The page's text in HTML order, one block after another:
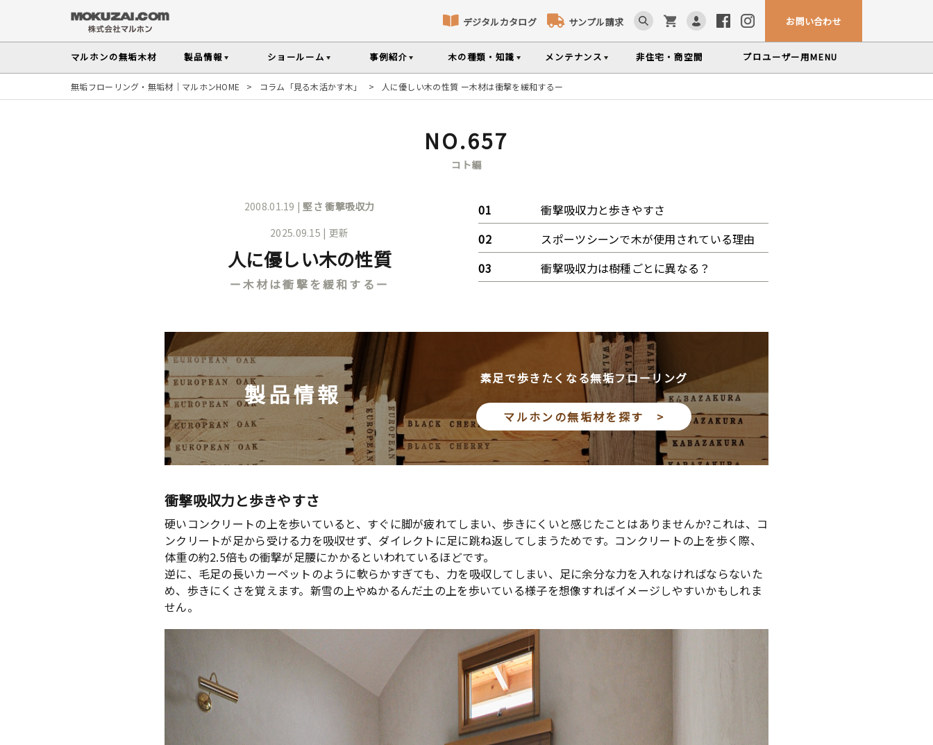
デジタルカタログ サンプル請求 お問い合わせ
マルホンの無垢木材 製品情報
フローリング 床暖房対応フローリング パネリング カウンター・テーブル
ご注意とお願い 製品情報の見方と用語集
ショールーム 事例紹介
樹種から探す
木の種類・知識
木材の基礎知識 コラム「見る木活かす木」
木の種類・知識TOP
メンテナンス
メンテナンスのコト メンテナンスサービス
す
非住宅・商空間 プロユーザー用MENU
無垢フローリング・無垢材｜マルホンHOME > コラム「見る木活かす木」 > 人に優しい木の性質 ー木材は衝撃を緩和するー
NO.657
コト編
2008.01.19 |堅さ 衝撃吸収力
2025.09.15 | 更新
人に優しい木の性質
ー木材は衝撃を緩和するー
衝撃吸収力と歩きやすさ
スポーツシーンで木が使用されている理由
衝撃吸収力は樹種ごとに異なる？
製品情報
素足で歩きたくなる無垢フローリング
マルホンの無垢材を探す >
衝撃吸収力と歩きやすさ
硬いコンクリートの上を歩いていると、すぐに脚が疲れてしまい、歩きにくいと感じたことはありませんか?これは、コ
ンクリートが足から受ける力を吸収せず、ダイレクトに足に跳ね返してしまうためです。コンクリートの上を歩く際、
体重の約2.5倍もの衝撃が足腰にかかるといわれているほどです。
逆に、毛足の長いカーペットのように軟らかすぎても、力を吸収してしまい、足に余分な力を入れなければならないた
め、歩きにくさを覚えます。新雪の上やぬかるんだ土の上を歩いている様子を想像すればイメージしやすいかもしれま
せん。